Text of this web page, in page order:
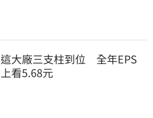
這大廠三支柱到位　全年EPS
上看5.68元